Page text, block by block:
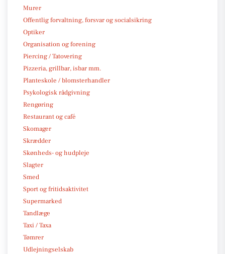
Murer
Offentlig forvaltning, forsvar og socialsikring
Optiker
Organisation og forening
Piercing / Tatovering
Pizzeria, grillbar, isbar mm.
Planteskole / blomsterhandler
Psykologisk rådgivning
Rengøring
Restaurant og café
Skomager
Skrædder
Skønheds- og hudpleje
Slagter
Smed
Sport og fritidsaktivitet
Supermarked
Tandlæge
Taxi / Taxa
Tømrer
Udlejningselskab